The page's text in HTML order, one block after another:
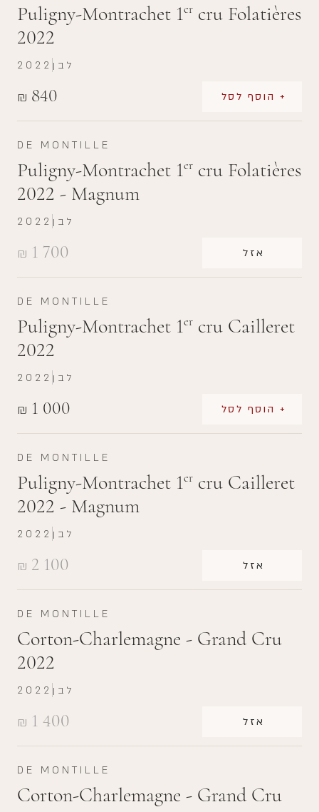
Puligny-Montrachet 1er cru Folatières
2022
₪ 840 + הוסף לסל
2022 לבן
DE MONTILLE
Puligny-Montrachet 1er cru Folatières
2022 - Magnum
₪ 1 700 אזל
2022 לבן
DE MONTILLE
Puligny-Montrachet 1er cru Cailleret
2022
₪ 1 000 + הוסף לסל
2022 לבן
DE MONTILLE
Puligny-Montrachet 1er cru Cailleret
2022 - Magnum
₪ 2 100 אזל
2022 לבן
DE MONTILLE
Corton-Charlemagne - Grand Cru
2022
₪ 1 400 אזל
2022 לבן
DE MONTILLE
Corton-Charlemagne - Grand Cru